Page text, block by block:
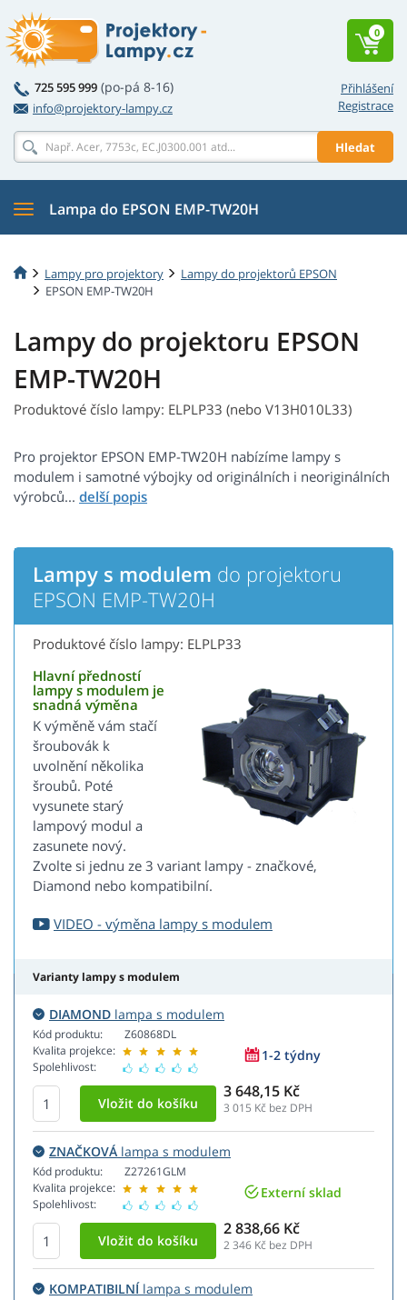
Přihlášení
Registrace
725 595 999 (po-pá 8-16)
info@projektory-lampy.cz
Hledat
0
Lampa do EPSON EMP-TW20H
Lampy pro projektory
Lampy do projektorů EPSON
EPSON EMP-TW20H
Lampy do projektoru EPSON
EMP-TW20H
Produktové číslo lampy: ELPLP33 (nebo V13H010L33)
Pro projektor EPSON EMP-TW20H nabízíme lampy s
modulem i samotné výbojky od originálních i neoriginálních
výrobců...
Lampy s modulem do projektoru
EPSON EMP-TW20H
Produktové číslo lampy: ELPLP33
Hlavní předností
lampy s modulem je
snadná výměna
K výměně vám stačí
šroubovák k
uvolnění několika
šroubů. Poté
vysunete starý
lampový modul a
zasunete nový.
Zvolte si jednu ze 3 variant lampy - značkové,
Diamond nebo kompatibilní.
VIDEO - výměna lampy s modulem
Varianty lampy s modulem
DIAMOND lampa s modulem
Kód produktu:
Kvalita projekce:
Spolehlivost:
Z60868DL
1-2 týdny
3 648,15 Kč
3 015 Kč bez DPH
ZNAČKOVÁ lampa s modulem
Kód produktu:
Kvalita projekce:
Spolehlivost:
Z27261GLM
Externí sklad
2 838,66 Kč
2 346 Kč bez DPH
KOMPATIBILNÍlampa s modulem